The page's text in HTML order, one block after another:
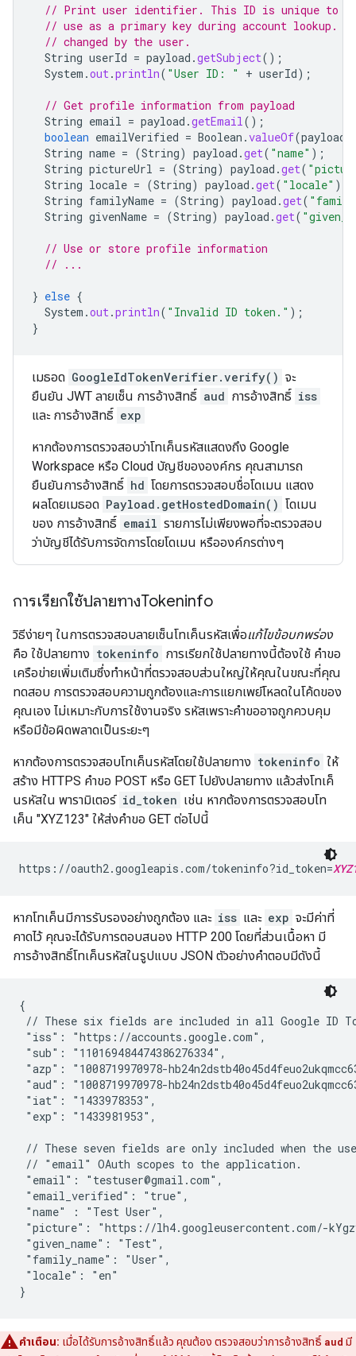
// Print user identifier. This ID is unique to
// use as a primary key during account lookup.
// changed by the user.
String userId = payload .getSubject();
System .out.println( "User ID: " + userId);
// Get profile information from payload
String email = payload .getEmail();
boolean emailVerified = Boolean .valueOf(payload
String name = (String) payload .get( "name" );
String pictureUrl = (String) payload .get(
String locale = (String) payload .get( "locale" );
String familyName = (String) payload .get(
String givenName = (String) payload .get(
// Use or store profile information
// ...
} else {
System .out.println( "Invalid ID token." );
}
เมธอด GoogleIdTokenVerifier.verify() จะ
ยืนยัน JWT ลายเซ็น การอ้างสิทธิ์ aud การอ้างสิทธิ์ iss
และ การอ้างสิทธิ์ exp
หากต้องการตรวจสอบว่าโทเค็นรหัสแสดงถึง Google
Workspace หรือ Cloud บัญชีขององค์กร คุณสามารถ
ยืนยันการอ้างสิทธิ์ hd โดยการตรวจสอบชื่อโดเมน แสดง
ผลโดยเมธอด Payload.getHostedDomain() โดเมน
ของ การอ้างสิทธิ์ email รายการไม่เพียงพอที่จะตรวจสอบ
ว่าบัญชีได้รับการจัดการโดยโดเมน หรือองค์กรต่างๆ
การเรียกใช้ปลายทางTokeninfo
วิธีง่ายๆ ในการตรวจสอบลายเซ็นโทเค็นรหัสเพื่อแก้ไขข้อบกพร่อง
คือ ใช้ปลายทาง tokeninfo การเรียกใช้ปลายทางนี้ต้องใช้ คำขอ
เครือข่ายเพิ่มเติมซึ่งทำหน้าที่ตรวจสอบส่วนใหญ่ให้คุณในขณะที่คุณ
ทดสอบ การตรวจสอบความถูกต้องและการแยกเพย์โหลดในโค้ดของ
คุณเอง ไม่เหมาะกับการใช้งานจริง รหัสเพราะคำขออาจถูกควบคุม
หรือมีข้อผิดพลาดเป็นระยะๆ
หากต้องการตรวจสอบโทเค็นรหัสโดยใช้ปลายทาง tokeninfo ให้
สร้าง HTTPS คำขอ POST หรือ GET ไปยังปลายทาง แล้วส่งโทเค็
นรหัสใน พารามิเตอร์ id_token เช่น หากต้องการตรวจสอบโท
เค็น "XYZ123" ให้ส่งคำขอ GET ต่อไปนี้
https://oauth2.googleapis.com/tokeninfo?id_token=
หากโทเค็นมีการรับรองอย่างถูกต้อง และ iss และ exp จะมีค่าที่
คาดไว้ คุณจะได้รับการตอบสนอง HTTP 200 โดยที่ส่วนเนื้อหา มี
การอ้างสิทธิ์โทเค็นรหัสในรูปแบบ JSON ตัวอย่างคำตอบมีดังนี้
{
// These six fields are included in all Google ID
"iss": "https://accounts.google.com",
"sub": "110169484474386276334",
"azp": "1008719970978-
"aud": "1008719970978-
"iat": "1433978353",
"exp": "1433981953",
// These seven fields are only included when the
// "email" OAuth scopes to the application.
"email": "testuser@gmail.com",
"email_verified": "true",
"name" : "Test User",
"picture": "https://lh4.googleusercontent.com/-
"given_name": "Test",
"family_name": "User",
"locale": "en"
}
คำเตือน: เมื่อได้รับการอ้างสิทธิ์แล้ว คุณต้อง ตรวจสอบว่าการอ้างสิทธิ์ aud มี